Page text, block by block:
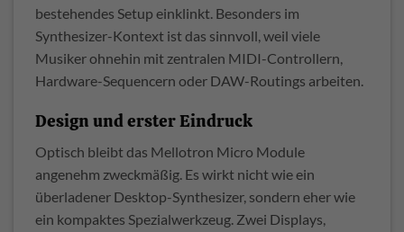
bestehendes Setup einklinkt. Besonders im
Synthesizer-Kontext ist das sinnvoll, weil viele
Musiker ohnehin mit zentralen MIDI-Controllern,
Hardware-Sequencern oder DAW-Routings arbeiten.
Design und erster Eindruck
Optisch bleibt das Mellotron Micro Module
angenehm zweckmäßig. Es wirkt nicht wie ein
überladener Desktop-Synthesizer, sondern eher wie
ein kompaktes Spezialwerkzeug. Zwei Displays,